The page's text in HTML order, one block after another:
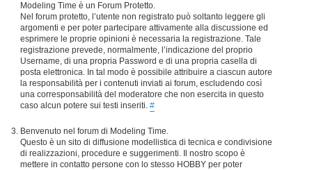
Modeling Time è un Forum Protetto.
Nel forum protetto, l’utente non registrato può soltanto leggere gli
argomenti e per poter partecipare attivamente alla discussione ed
esprimere le proprie opinioni è necessaria la registrazione. Tale
registrazione prevede, normalmente, l’indicazione del proprio
Username, di una propria Password e di una propria casella di
posta elettronica. In tal modo è possibile attribuire a ciascun autore
la responsabilità per i contenuti inviati ai forum, escludendo così
una corresponsabilità del moderatore che non esercita in questo
caso alcun potere sui testi inseriti. #
Benvenuto nel forum di Modeling Time.
Questo è un sito di diffusione modellistica di tecnica e condivisione
di realizzazioni, procedure e suggerimenti. Il nostro scopo è
mettere in contatto persone con lo stesso HOBBY per poter